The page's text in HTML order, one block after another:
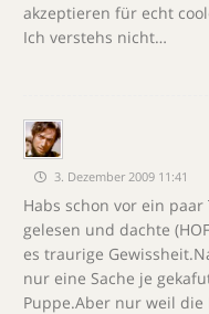
akzeptieren für echt
Ich verstehs nicht…
3. Dezember 2009 11:41
Habs schon vor ein
gelesen und dachte
es traurige
nur eine Sache je
Puppe.Aber nur weil